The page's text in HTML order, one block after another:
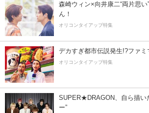
森崎ウィン×向井康二“両片思い
ん！
オリコンタイアップ特集
デカすぎ都市伝説発生!?ファ
オリコンタイアップ特集
SUPER★DRAGON、自ら描い
ー”